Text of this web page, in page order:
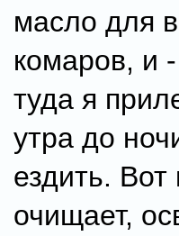
масло для
комаров, и
туда я
утра до
ездить.
очищает,